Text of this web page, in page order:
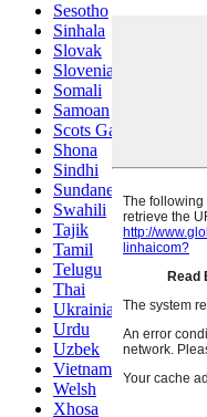
Sesotho
Sinhala
Slovak
Slovenian
Somali
Samoan
Scots Gaelic
Shona
Sindhi
Sundanese
Swahili
Tajik
Tamil
Telugu
Thai
Ukrainian
Urdu
Uzbek
Vietnamese
Welsh
Xhosa